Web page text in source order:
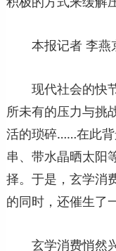
本报记者 李燕
现代社会的快
所未有的压力与挑
活的琐碎……在此
串、带水晶晒太阳
择。于是，玄学消
的同时，还催生了
玄学消费悄然